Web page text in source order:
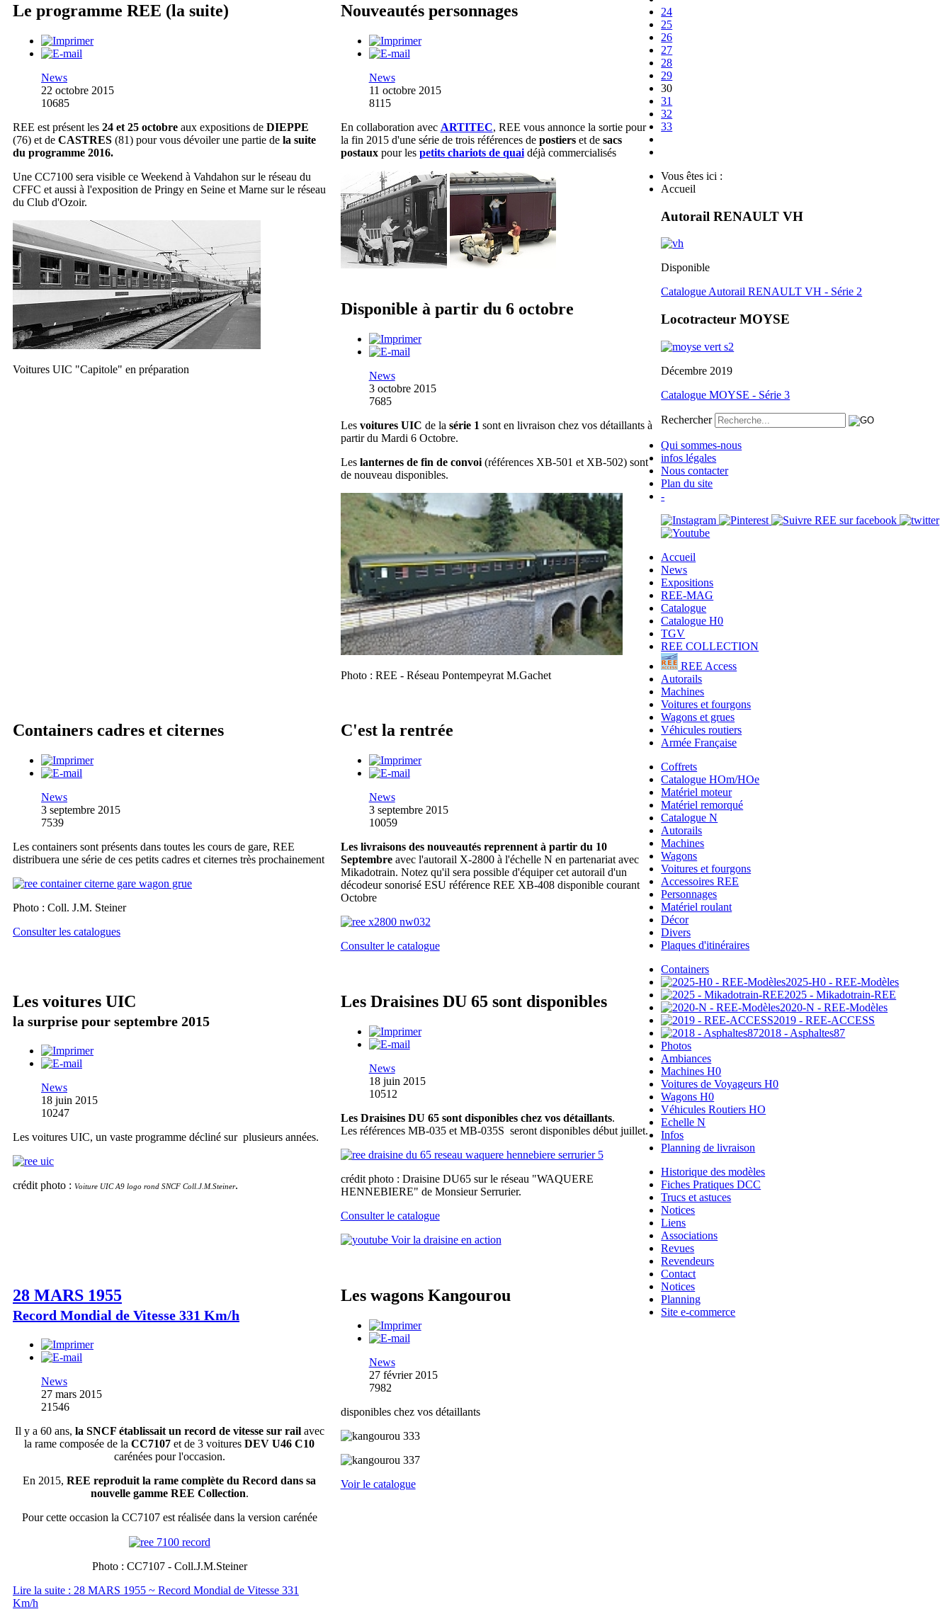
Le programme REE (la suite)
News
22 octobre 2015
10685
REE est présent les 24 et 25 octobre aux expositions de DIEPPE
(76) et de CASTRES (81) pour vous dévoiler une partie de la suite
du programme 2016.
Une CC7100 sera visible ce Weekend à Vahdahon sur le réseau du
CFFC et aussi à l'exposition de Pringy en Seine et Marne sur le réseau
du Club d'Ozoir.
Voitures UIC "Capitole" en préparation
Nouveautés personnages
News
11 octobre 2015
8115
En collaboration avec ARTITEC, REE vous annonce la sortie pour
la fin 2015 d'une série de trois références de postierset de sacs
postauxpour les petits chariots de quaidéjà commercialisés
Disponible à partir du 6 octobre
News
3 octobre 2015
7685
Les voitures UIC de la série 1 sont en livraison chez vos détaillants à
partir du Mardi 6 Octobre.
Les lanternes de fin de convoi(références XB-501 et XB-502) sont
de nouveau disponibles.
Photo : REE - Réseau Pontempeyrat M.Gachet
Containers cadres et citernes
News
3 septembre 2015
7539
Les containers sont présents dans toutes les cours de gare, REE
distribuera une série de ces petits cadres et citernes très prochainement
Photo : Coll. J.M. Steiner
Consulter les catalogues
C'est la rentrée
News
3 septembre 2015
10059
Les livraisons des nouveautés reprennent à partir du 10
Septembreavec l'autorail X-2800 à l'échelle N en partenariat avec
Mikadotrain. Notez qu'il sera possible d'équiper cet autorail d'un
décodeur sonorisé ESU référence REE XB-408 disponible courant
Octobre
Consulter le catalogue
Les voitures UIC
la surprise pour septembre 2015
News
18 juin 2015
10247
Les voitures UIC, un vaste programme décliné sur plusieurs années.
crédit photo : Voiture UIC A9 logo rond SNCF Coll.J.M.Steiner.
Les Draisines DU 65 sont disponibles
News
18 juin 2015
10512
Les Draisines DU 65 sont disponibles chez vos détaillants.
Les références MB-035 et MB-035S seront disponibles début juillet.
crédit photo : Draisine DU65 sur le réseau "WAQUERE
HENNEBIERE" de Monsieur Serrurier.
Consulter le catalogue
Voir la draisine en action
28 MARS 1955
Record Mondial de Vitesse 331 Km/h
News
27 mars 2015
21546
Il y a 60 ans, la SNCF établissait un record de vitesse sur railavec
la rame composée de laCC7107 et de 3 voituresDEV U46 C10
carénées pour l'occasion.
En 2015,REE reproduit la rame complète du Record dans sa
nouvelle gamme REE Collection.
Pour cette occasion la CC7107 est réalisée dans la version carénée
Photo : CC7107 - Coll.J.M.Steiner
Lire la suite : 28 MARS 1955 ~ Record Mondial de Vitesse 331
Km/h
Les wagons Kangourou
News
27 février 2015
7982
disponibles chez vos détaillants
Voir le catalogue
24
25
26
27
28
29
30
31
32
33
Vous êtes ici :
Accueil
Autorail RENAULT VH
Disponible
Catalogue Autorail RENAULT VH - Série 2
Locotracteur MOYSE
Décembre 2019
Catalogue MOYSE - Série 3
Rechercher
Qui sommes-nous
infos légales
Nous contacter
Plan du site
-
Accueil
News
Expositions
REE-MAG
Catalogue
Catalogue H0
TGV
REE COLLECTION
REE Access
Autorails
Machines
Voitures et fourgons
Wagons et grues
Véhicules routiers
Armée Française
Coffrets
Catalogue HOm/HOe
Matériel moteur
Matériel remorqué
Catalogue N
Autorails
Machines
Wagons
Voitures et fourgons
Accessoires REE
Personnages
Matériel roulant
Décor
Divers
Plaques d'itinéraires
Containers
2025-H0 - REE-Modèles
2025 - Mikadotrain-REE
2020-N - REE-Modèles
2019 - REE-ACCESS
2018 - Asphaltes87
Photos
Ambiances
Machines H0
Voitures de Voyageurs H0
Wagons H0
Véhicules Routiers HO
Echelle N
Infos
Planning de livraison
Historique des modèles
Fiches Pratiques DCC
Trucs et astuces
Notices
Liens
Associations
Revues
Revendeurs
Contact
Notices
Planning
Site e-commerce